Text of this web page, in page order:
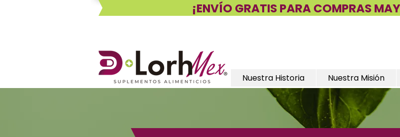
¡ENVÍO GRATIS PARA COMPRAS
Nuestra Historia Nuestra Misión